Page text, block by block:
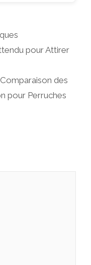
pour Attirer
des
pour Perruches